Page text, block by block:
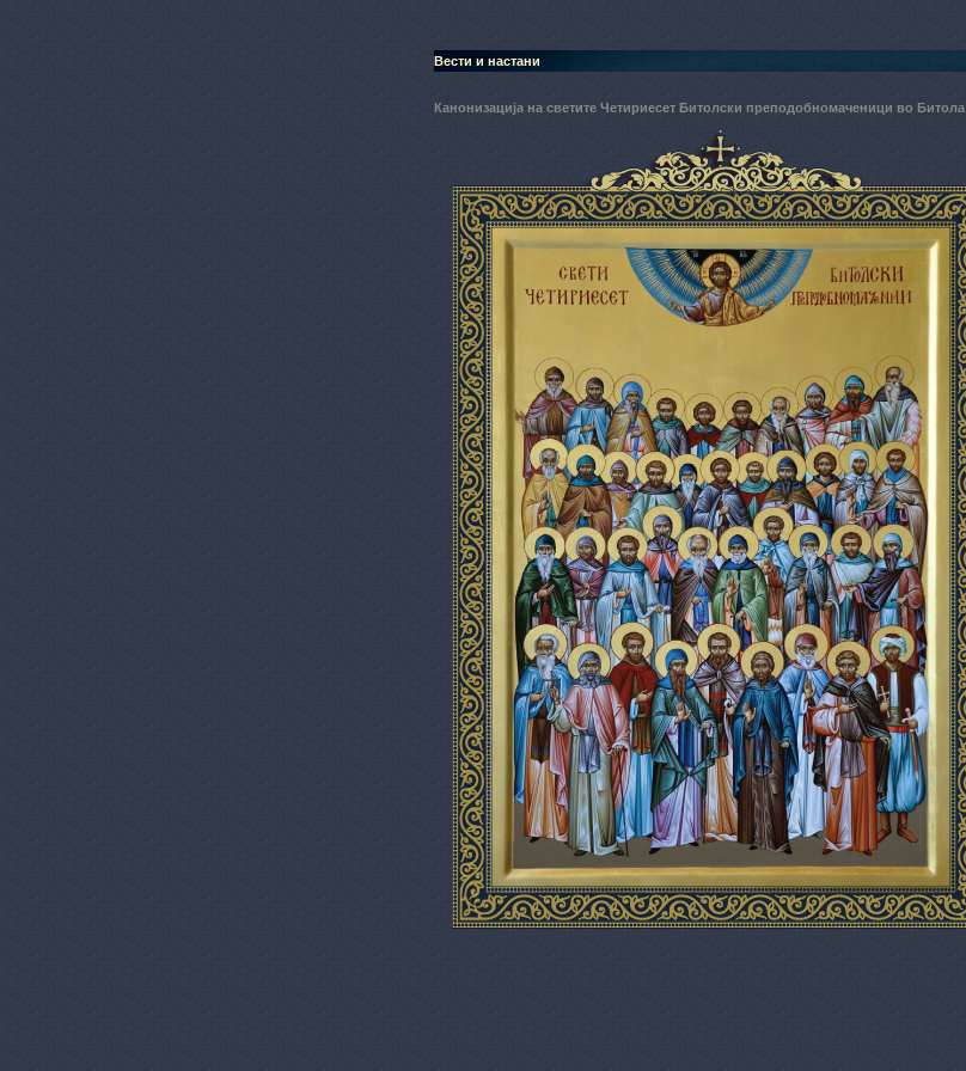
Вести и настани
Канонизација на светите Четириесет Битолски преподобномаченици во Битола